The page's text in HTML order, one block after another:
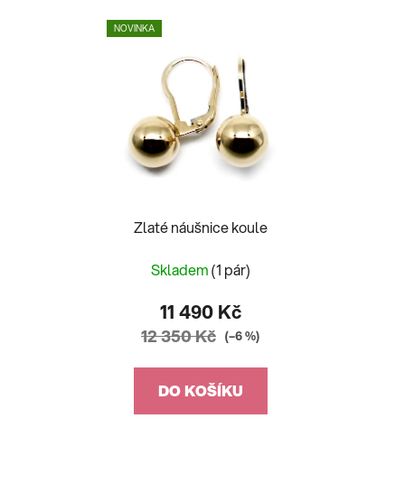
NOVINKA
Zlaté náušnice koule
Skladem(1 pár)
11 490 Kč
12 350 Kč (–6 %)
DO KOŠÍKU